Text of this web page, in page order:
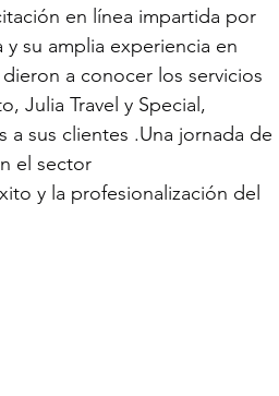
en línea impartida por
su amplia experiencia en
a conocer los servicios
Julia Travel y Special,
sus clientes .Una jornada de
el sector
y la profesionalización del